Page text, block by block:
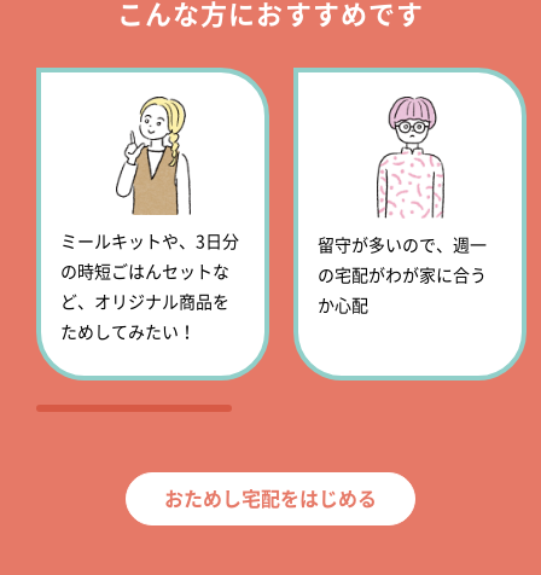
こんな方におすすめです
ミールキットや、3日分
の時短ごはんセットな
ど、オリジナル商品を
ためしてみたい！
留守が多いので、週一
の宅配がわが家に合う
か心配
おためし宅配をはじめる